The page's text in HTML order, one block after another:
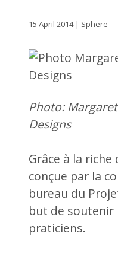
15 April 2014 | Sphere
Photo:
Designs
Grâce à la
conçue par la
bureau du
but de soutenir
praticiens.